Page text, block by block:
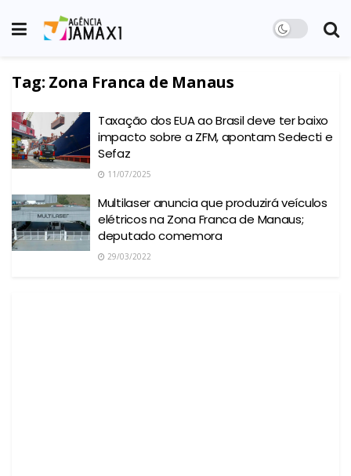
Tag: Zona Franca de Manaus
Taxação dos EUA ao Brasil deve ter baixo
impacto sobre a ZFM, apontam Sedecti e
Sefaz
11/07/2025
Multilaser anuncia que produzirá veículos
elétricos na Zona Franca de Manaus;
deputado comemora
29/03/2022